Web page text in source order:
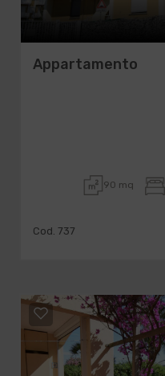
Appartamento
90 mq
Cod. 737